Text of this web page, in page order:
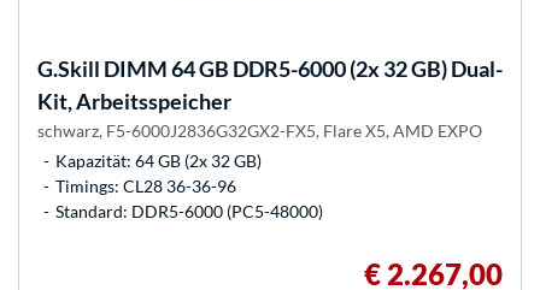
G.Skill DIMM 64 GB DDR5-6000 (2x 32 GB) Dual-
Kit, Arbeitsspeicher
schwarz, F5-6000J2836G32GX2-FX5, Flare X5, AMD EXPO
Kapazität: 64 GB (2x 32 GB)
Timings: CL28 36-36-96
Standard: DDR5-6000 (PC5-48000)
€ 2.267,00